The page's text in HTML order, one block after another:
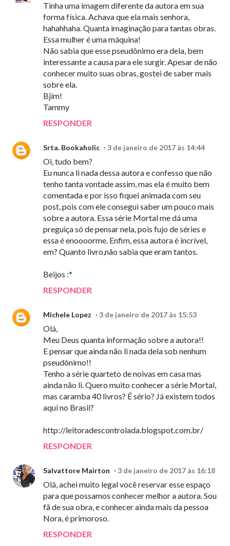
Tinha uma imagem diferente da autora em sua
forma física. Achava que ela mais senhora,
hahahhaha. Quanta imaginação para tantas obras.
Essa mulher é uma máquina!
Não sabia que esse pseudônimo era dela, bem
interessante a causa para ele surgir. Apesar de não
conhecer muito suas obras, gostei de saber mais
sobre ela.
Bjim!
Tammy
RESPONDER
Srta. Bookaholic 3 de janeiro de 2017 às 14:44
Oi, tudo bem?
Eu nunca li nada dessa autora e confesso que não
tenho tanta vontade assim, mas ela é muito bem
comentada e por isso fiquei animada com seu
post, pois com ele consegui saber um pouco mais
sobre a autora. Essa série Mortal me dá uma
preguiça só de pensar nela, pois fujo de séries e
essa é enoooorme. Enfim, essa autora é incrível,
em? Quanto livro,não sabia que eram tantos.
Beijos :*
RESPONDER
Michele Lopez 3 de janeiro de 2017 às 15:53
Olá,
Meu Deus quanta informação sobre a autora!!
E pensar que ainda não li nada dela sob nenhum
pseudônimo!!
Tenho a série quarteto de noivas em casa mas
ainda não li. Quero muito conhecer a série Mortal,
mas caramba 40 livros? É sério? Já existem todos
aqui no Brasil?
http://leitoradescontrolada.blogspot.com.br/
RESPONDER
Salvattore Mairton 3 de janeiro de 2017 às 16:18
Olá, achei muito legal você reservar esse espaço
para que possamos conhecer melhor a autora. Sou
fã de sua obra, e conhecer ainda mais da pessoa
Nora, é primoroso.
RESPONDER